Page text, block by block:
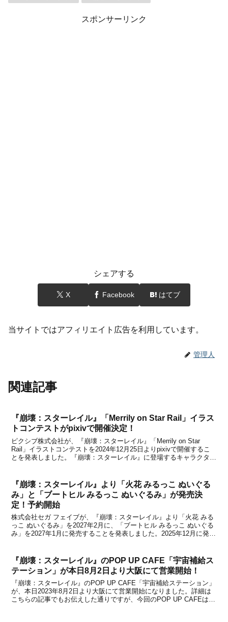
スポンサーリンク
シェアする
X Facebook はてブ
当サイトではアフィリエイト広告を利用しています。
管理人
関連記事
『崩壊：スターレイル』「Merrily on Star Rail」イラス
トコンテストがpixivで開催決定！
ピクシブ株式会社が、『崩壊：スターレイル』「Merrily on Star
Rail」イラストコンテストを2024年12月25日よりpixivで開催するこ
とを発表しました。『崩壊：スターレイル』に登場するキャラクター
『崩壊：スターレイル』より「火花 みるっこ ぬいぐる
み」と「ブートヒル みるっこ ぬいぐるみ」が発売決
定！予約開始
株式会社セガ フェイブが、『崩壊：スターレイル』より「火花 みる
っこ ぬいぐるみ」を2027年2月に、「ブートヒル みるっこ ぬいぐる
み」を2027年1月に発売することを発表しました。2025年12月に発売
『崩壊：スターレイル』のPOP UP CAFE「宇宙補給ス
テーション」が本日8月2日より大阪にて営業開始！
『崩壊：スターレイル』のPOP UP CAFE「宇宙補給ステーション」
が、本日2023年8月2日より大阪にて営業開始になりました。詳細は
こちらの記事でもお伝えした通りですが、今回のPOP UP CAFEは